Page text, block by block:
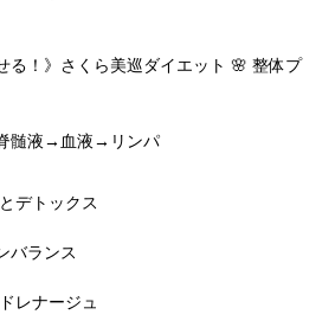
る！》さくら美巡ダイエット 🌸 整体プ
髄液→血液→リンパ
デトックス
バランス
レナージュ